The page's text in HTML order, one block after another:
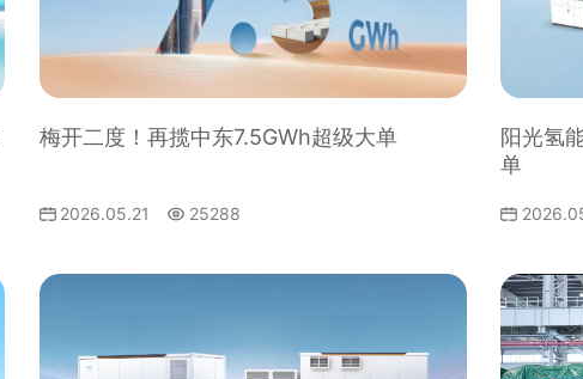
梅开二度！再揽中东7.5GWh超级大单
2026.05.21 25288
阳光氢
单